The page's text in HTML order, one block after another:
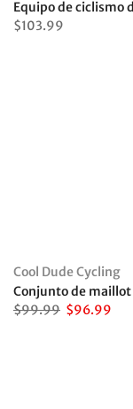
$103.99
Cool Dude Cycling
$99.99 $96.99